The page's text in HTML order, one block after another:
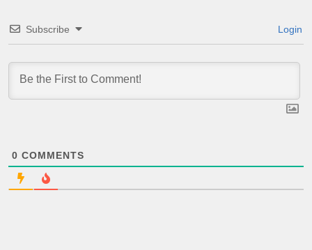
Subscribe Login
0 COMMENTS